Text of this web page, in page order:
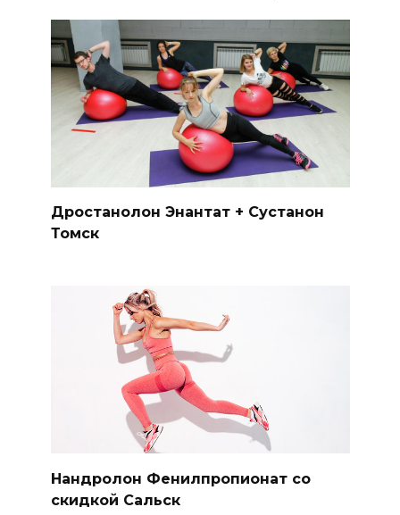
Дростанолон Энантат + Сустанон
Томск
Нандролон Фенилпропионат со
скидкой Сальск